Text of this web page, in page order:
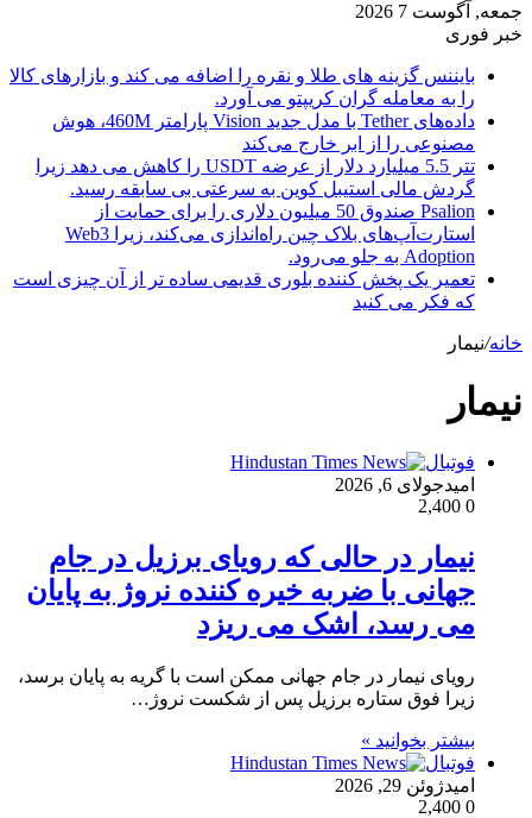
جمعه, آگوست 7 2026
خبر فوری
بایننس گزینه های طلا و نقره را اضافه می کند و بازارهای کالا
را به معامله گران کریپتو می آورد.
داده‌های Tether با مدل جدید Vision پارامتر 460M، هوش
مصنوعی را از ابر خارج می‌کند
تتر 5.5 میلیارد دلار از عرضه USDT را کاهش می دهد زیرا
گردش مالی استیبل کوین به سرعتی بی سابقه رسید.
Psalion صندوق 50 میلیون دلاری را برای حمایت از
استارت‌آپ‌های بلاک چین راه‌اندازی می‌کند، زیرا Web3
Adoption به جلو می‌رود.
تعمیر یک پخش کننده بلوری قدیمی ساده تر از آن چیزی است
که فکر می کنید
خانه/نیمار
نیمار
فوتبال
امیدجولای 6, 2026
0
نیمار در حالی که رویای برزیل در جام
جهانی با ضربه خیره کننده نروژ به پایان
می رسد، اشک می ریزد
رویای نیمار در جام جهانی ممکن است با گریه به پایان برسد،
زیرا فوق ستاره برزیل پس از شکست نروژ…
بیشتر بخوانید »
فوتبال
امیدژوئن 29, 2026
0